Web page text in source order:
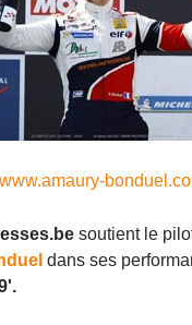
www.amaury-
soutient le
dans ses